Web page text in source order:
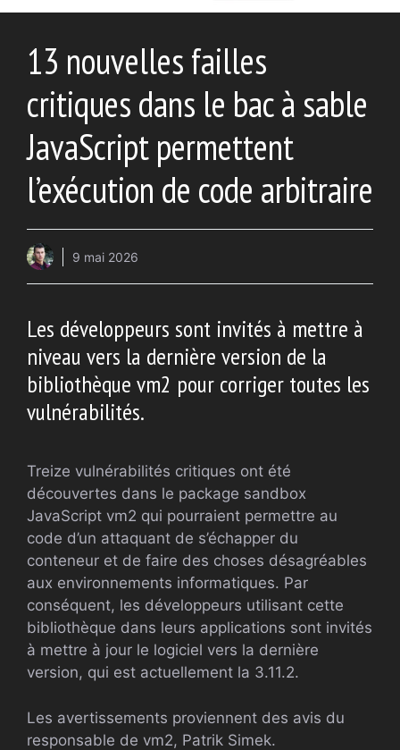
13 nouvelles failles
critiques dans le bac à sable
JavaScript permettent
l’exécution de code arbitraire
9 mai 2026
Les développeurs sont invités à mettre à
niveau vers la dernière version de la
bibliothèque vm2 pour corriger toutes les
vulnérabilités.
Treize vulnérabilités critiques ont été
découvertes dans le package sandbox
JavaScript vm2 qui pourraient permettre au
code d’un attaquant de s’échapper du
conteneur et de faire des choses désagréables
aux environnements informatiques. Par
conséquent, les développeurs utilisant cette
bibliothèque dans leurs applications sont invités
à mettre à jour le logiciel vers la dernière
version, qui est actuellement la 3.11.2.
Les avertissements proviennent des avis du
responsable de vm2, Patrik Simek.